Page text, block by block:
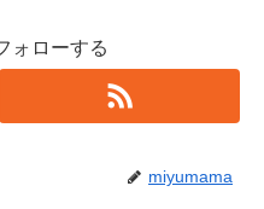
ォローする
miyumama